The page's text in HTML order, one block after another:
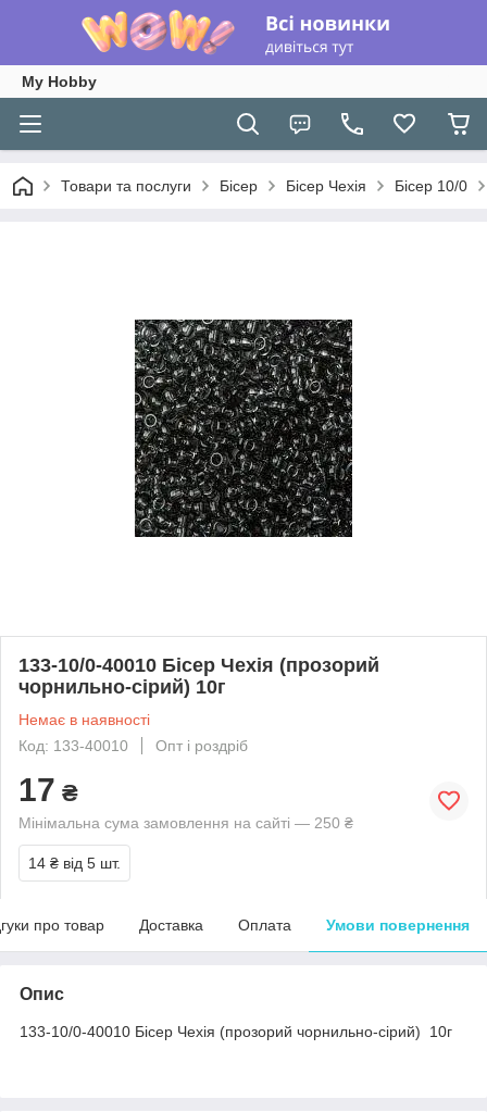
My Hobby
Товари та послуги Бісер Бісер Чехія Бісер 10/0
133-10/0-40010 Бісер Чехія (прозорий
чорнильно-сірий) 10г
Немає в наявності
Код: 133-40010
Опт і роздріб
17 ₴
Мінімальна сума замовлення на сайті — 250 ₴
14 ₴ від 5 шт.
про товар Доставка Оплата Умови повернення
Опис
133-10/0-40010 Бісер Чехія (прозорий чорнильно-сірий) 10г